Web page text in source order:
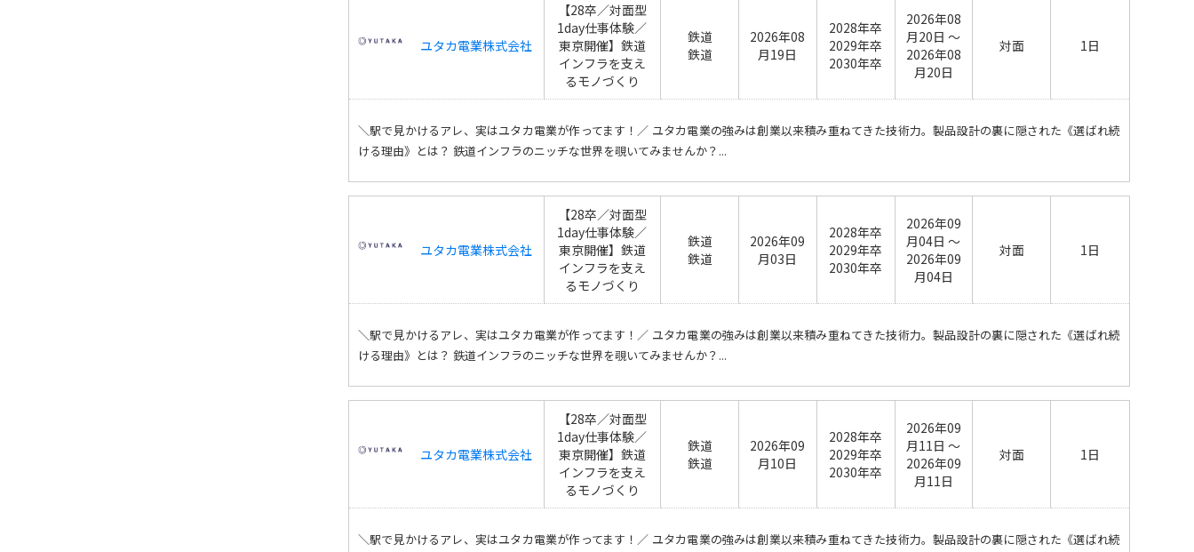
ユタカ電業株式会社
【28卒／対面型
1day仕事体験／
東京開催】鉄道
インフラを支え
るモノづくり
鉄道
鉄道
2026年08
月19日
2028年卒
2029年卒
2030年卒
2026年08
月20日 ～
2026年08
月20日
対面 1日
＼駅で見かけるアレ、実はユタカ電業が作ってます！／ ユタカ電業の強みは創業以来積み重ねてきた技術力。製品設計の裏に隠された《選ばれ続
ける理由》とは？ 鉄道インフラのニッチな世界を覗いてみませんか？...
ユタカ電業株式会社
【28卒／対面型
1day仕事体験／
東京開催】鉄道
インフラを支え
るモノづくり
鉄道
鉄道
2026年09
月03日
2028年卒
2029年卒
2030年卒
2026年09
月04日 ～
2026年09
月04日
対面 1日
＼駅で見かけるアレ、実はユタカ電業が作ってます！／ ユタカ電業の強みは創業以来積み重ねてきた技術力。製品設計の裏に隠された《選ばれ続
ける理由》とは？ 鉄道インフラのニッチな世界を覗いてみませんか？...
ユタカ電業株式会社
【28卒／対面型
1day仕事体験／
東京開催】鉄道
インフラを支え
るモノづくり
鉄道
鉄道
2026年09
月10日
2028年卒
2029年卒
2030年卒
2026年09
月11日 ～
2026年09
月11日
対面 1日
＼駅で見かけるアレ、実はユタカ電業が作ってます！／ ユタカ電業の強みは創業以来積み重ねてきた技術力。製品設計の裏に隠された《選ばれ続